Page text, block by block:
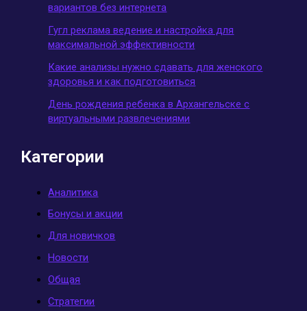
вариантов без интернета
Гугл реклама ведение и настройка для
максимальной эффективности
Какие анализы нужно сдавать для женского
здоровья и как подготовиться
День рождения ребенка в Архангельске с
виртуальными развлечениями
Категории
Аналитика
Бонусы и акции
Для новичков
Новости
Общая
Стратегии